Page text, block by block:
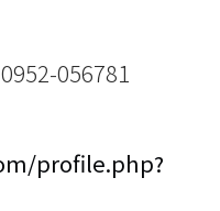
056781
profile.php?